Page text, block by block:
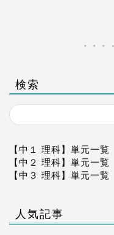
検索
【中１ 理科】単元一覧
【中２ 理科】単元一覧
【中３ 理科】単元一覧
人気記事